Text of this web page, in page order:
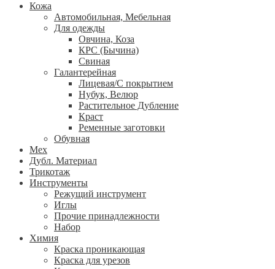
Кожа
Автомобильная, Мебельная
Для одежды
Овчина, Коза
КРС (Бычина)
Свиная
Галантерейная
Лицевая/С покрытием
Нубук, Велюр
Растительное Дубление
Краст
Ременные заготовки
Обувная
Мех
Дубл. Материал
Трикотаж
Инструменты
Режущий инструмент
Иглы
Прочие принадлежности
Набор
Химия
Краска проникающая
Краска для урезов